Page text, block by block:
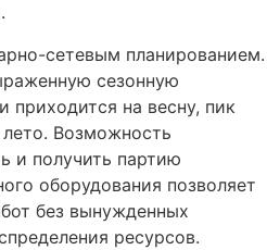
сетевым планированием.
сезонную
приходится на весну, пик
Возможность
и получить партию
оборудования позволяет
без вынужденных
ресурсов.